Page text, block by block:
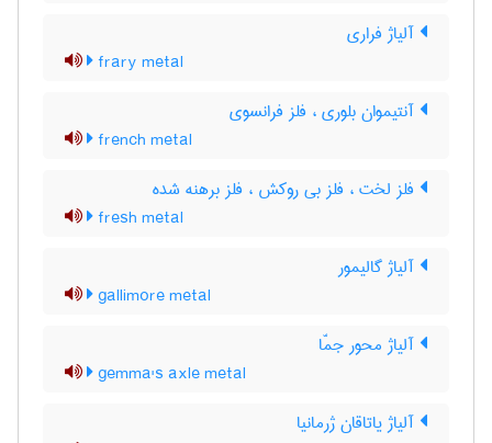
آلیاژ فراری
frary metal
آنتیموان بلوری ، فلز فرانسوی
french metal
فلز لخت ، فلز بی روکش ، فلز برهنه شده
fresh metal
آلیاژ گالیمور
gallimore metal
آلیاژ محور جمّا
gemma's axle metal
آلیاژ یاتاقان ژرمانیا